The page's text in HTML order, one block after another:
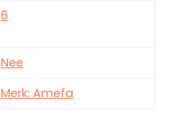
6
Nee
Merk: Amefa